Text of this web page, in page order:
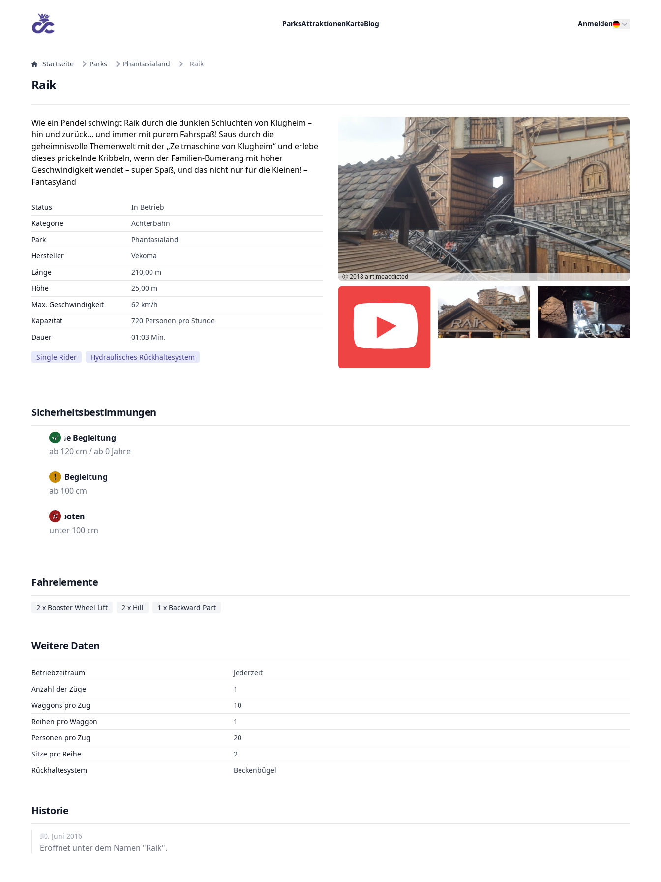
ParksAttraktionenKarteBlog Anmelden
Startseite Parks Phantasialand Raik
Raik
Wie ein Pendel schwingt Raik durch die dunklen Schluchten von Klugheim –
hin und zurück... und immer mit purem Fahrspaß! Saus durch die
geheimnisvolle Themenwelt mit der „Zeitmaschine von Klugheim“ und erlebe
dieses prickelnde Kribbeln, wenn der Familien-Bumerang mit hoher
Geschwindigkeit wendet – super Spaß, und das nicht nur für die Kleinen! –
Fantasyland
Status
In Betrieb
Kategorie
Achterbahn
Park
Phantasialand
Hersteller
Vekoma
Länge
210,00 m
Höhe
25,00 m
Max. Geschwindigkeit
62 km/h
Kapazität
720 Personen pro Stunde
Dauer
01:03 Min.
Single Rider Hydraulisches Rückhaltesystem
Ⓒ 2018airtimeaddicted
Sicherheitsbestimmungen
Ohne Begleitung
ab 120 cm / ab 0 Jahre
Mit Begleitung
ab 100 cm
Verboten
unter 100 cm
Fahrelemente
2 x Booster Wheel Lift 2 x Hill 1 x Backward Part
Weitere Daten
Betriebzeitraum
Jederzeit
Anzahl der Züge
1
Waggons pro Zug
10
Reihen pro Waggon
1
Personen pro Zug
20
Sitze pro Reihe
2
Rückhaltesystem
Beckenbügel
Historie
30. Juni 2016
Eröffnet unter dem Namen "Raik".